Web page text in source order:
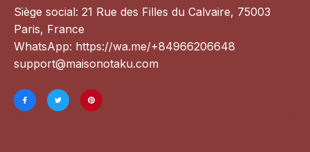
Siège social: 21 Rue des Filles du Calvaire, 75003
Paris, France
WhatsApp: https://wa.me/+84966206648
support@maisonotaku.com